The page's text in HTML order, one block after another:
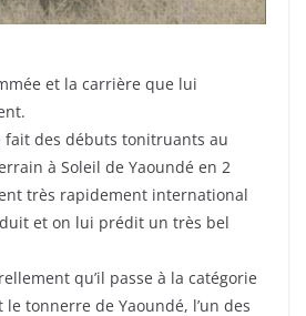
et la carrière que lui
fait des débuts tonitruants au
à Soleil de Yaoundé en 2
très rapidement international
et on lui prédit un très bel
qu’il passe à la catégorie
tonnerre de Yaoundé, l’un des